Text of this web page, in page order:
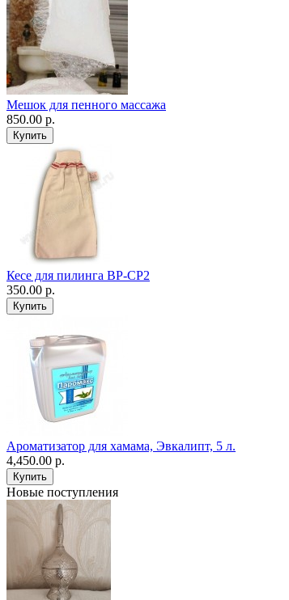
Мешок для пенного массажа
850.00 р.
Кесе для пилинга ВР-CP2
350.00 р.
Ароматизатор для хамама, Эвкалипт, 5 л.
4,450.00 р.
Новые поступления